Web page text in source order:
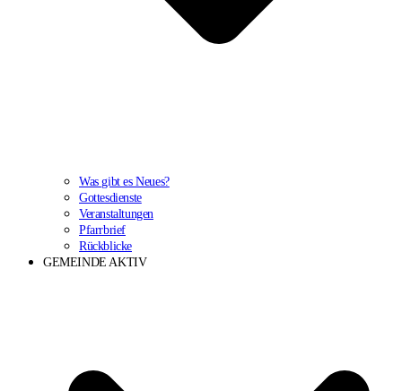
Was gibt es Neues?
Gottesdienste
Veranstaltungen
Pfarrbrief
Rückblicke
GEMEINDE AKTIV